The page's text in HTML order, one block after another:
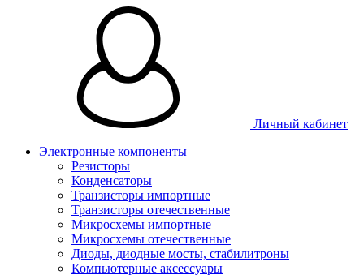
Личный кабинет
Электронные компоненты
Резисторы
Конденсаторы
Транзисторы импортные
Транзисторы отечественные
Микросхемы импортные
Микросхемы отечественные
Диоды, диодные мосты, стабилитроны
Компьютерные аксессуары